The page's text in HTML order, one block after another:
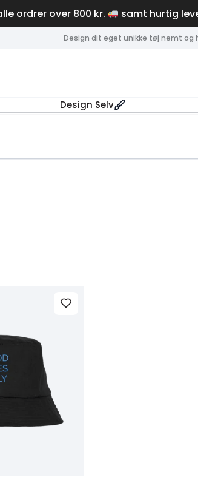
ordrer over 800 kr. samt hurtig
Design dit eget unikke tøj nemt og
Design Selv